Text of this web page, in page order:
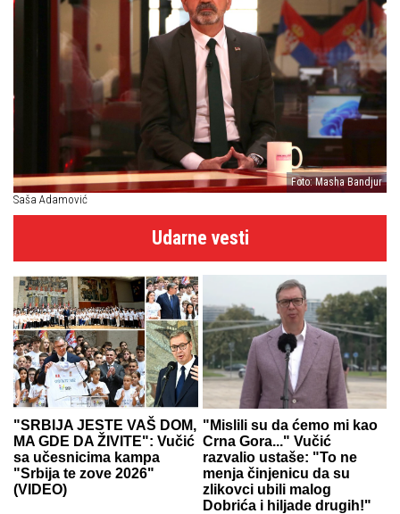
Foto: Masha Bandjur
Saša Adamović
Udarne vesti
"SRBIJA JESTE VAŠ DOM,
MA GDE DA ŽIVITE": Vučić
sa učesnicima kampa
"Srbija te zove 2026"
(VIDEO)
"Mislili su da ćemo mi kao
Crna Gora..." Vučić
razvalio ustaše: "To ne
menja činjenicu da su
zlikovci ubili malog
Dobrića i hiljade drugih!"